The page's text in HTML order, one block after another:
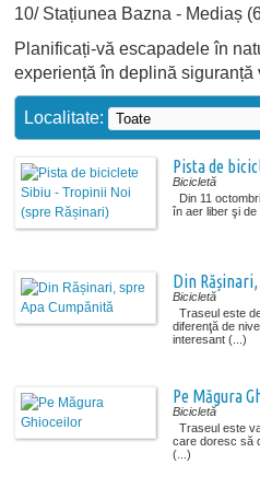
10/ Stațiunea Bazna - Mediaș
Planificați-vă escapadele în
experiență în deplină
Localitate:
Pista de
Bicicletă
Din 11
în aer liber şi
Din
Bicicletă
Traseul este
diferenţă de
interesant (...)
Pe Măgura
Bicicletă
Traseul este
care doresc să
(...)